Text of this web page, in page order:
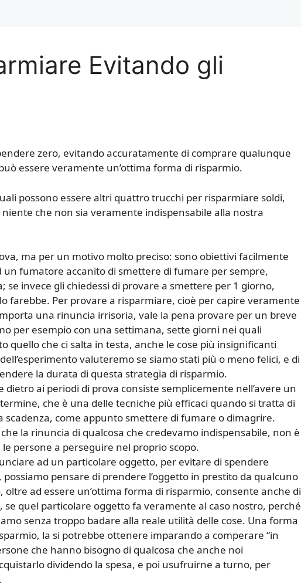
Evitando gli
zero, evitando accuratamente di comprare qualunque
essere veramente un’ottima forma di risparmio.
possono essere altri quattro trucchi per risparmiare soldi,
che non sia veramente indispensabile alla nostra
ma per un motivo molto preciso: sono obiettivi facilmente
un fumatore accanito di smettere di fumare per sempre,
se invece gli chiedessi di provare a smettere per 1 giorno,
farebbe. Per provare a risparmiare, cioè per capire veramente
una rinuncia irrisoria, vale la pena provare per un breve
per esempio con una settimana, sette giorni nei quali
quello che ci salta in testa, anche le cose più insignificanti
valuteremo se siamo stati più o meno felici, e di
la durata di questa strategia di risparmio.
dietro ai periodi di prova consiste semplicemente nell’avere un
che è una delle tecniche più efficaci quando si tratta di
come appunto smettere di fumare o dimagrire.
la rinuncia di qualcosa che credevamo indispensabile, non è
persone a perseguire nel proprio scopo.
ad un particolare oggetto, per evitare di spendere
pensare di prendere l’oggetto in prestito da qualcuno
oltre ad essere un’ottima forma di risparmio, consente anche di
se quel particolare oggetto fa veramente al caso nostro, perché
senza troppo badare alla reale utilità delle cose. Una forma
la si potrebbe ottenere imparando a comperare “in
che hanno bisogno di qualcosa che anche noi
dividendo la spesa, e poi usufruirne a turno, per